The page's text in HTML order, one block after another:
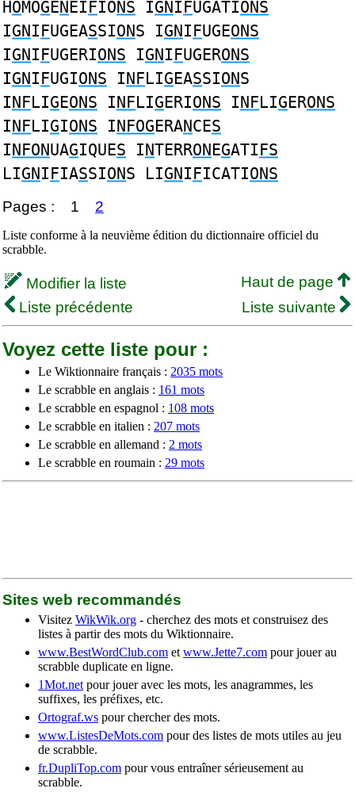
HOMOGENEIFIONS IGNIFUGATIONS
IGNIFUGEASSIONS IGNIFUGEONS
IGNIFUGERIONS IGNIFUGERONS
IGNIFUGIONS INFLIGEASSIONS
INFLIGEONS INFLIGERIONS INFLIGERONS
INFLIGIONS INFOGERANCES
INFONUAGIQUES INTERRONEGATIFS
LIGNIFIASSIONS LIGNIFICATIONS
Pages : 1 2
Liste conforme à la neuvième édition du dictionnaire officiel du
scrabble.
Modifier la liste
Haut de page
Liste précédente
Liste suivante
Voyez cette liste pour :
Le Wiktionnaire français : 2035 mots
Le scrabble en anglais : 161 mots
Le scrabble en espagnol : 108 mots
Le scrabble en italien : 207 mots
Le scrabble en allemand : 2 mots
Le scrabble en roumain : 29 mots
Sites web recommandés
Visitez WikWik.org - cherchez des mots et construisez des
listes à partir des mots du Wiktionnaire.
www.BestWordClub.com et www.Jette7.com pour jouer au
scrabble duplicate en ligne.
1Mot.net pour jouer avec les mots, les anagrammes, les
suffixes, les préfixes, etc.
Ortograf.ws pour chercher des mots.
www.ListesDeMots.com pour des listes de mots utiles au jeu
de scrabble.
fr.DupliTop.com pour vous entraîner sérieusement au
scrabble.